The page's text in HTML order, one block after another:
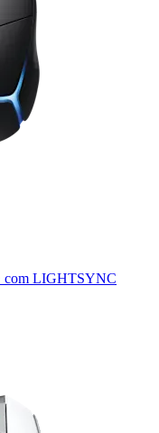
com LIGHTSYNC